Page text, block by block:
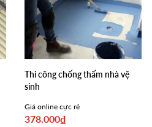
Thi công chống thấm nhà vệ
sinh
Giá online cực rẻ
378.000₫